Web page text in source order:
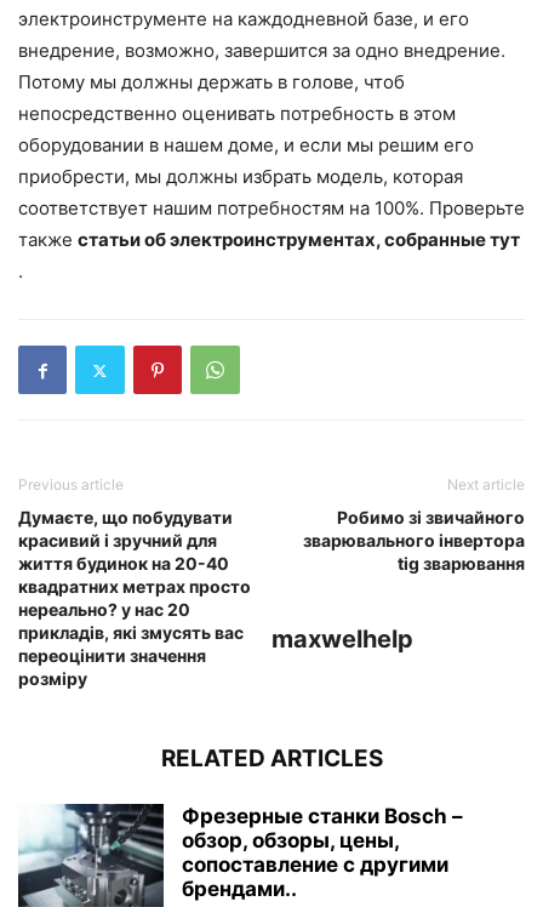
электроинструменте на каждодневной базе, и его
внедрение, возможно, завершится за одно внедрение.
Потому мы должны держать в голове, чтоб
непосредственно оценивать потребность в этом
оборудовании в нашем доме, и если мы решим его
приобрести, мы должны избрать модель, которая
соответствует нашим потребностям на 100%. Проверьте
также статьи об электроинструментах, собранные тут
.
Previous article
Думаєте, що побудувати
красивий і зручний для
життя будинок на 20-40
квадратних метрах просто
нереально? у нас 20
прикладів, які змусять вас
переоцінити значення
розміру
Next article
Робимо зі звичайного
зварювального інвертора
tig зварювання
maxwelhelp
RELATED ARTICLES
Фрезерные станки Bosch –
обзор, обзоры, цены,
сопоставление с другими
брендами..